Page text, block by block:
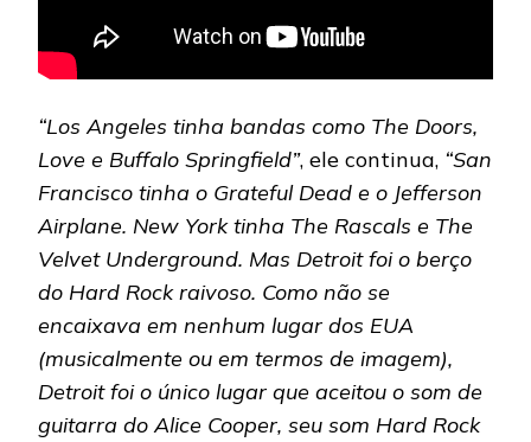
“Los Angeles tinha bandas como The Doors,
Love e Buffalo Springfield”, ele continua, “San
Francisco tinha o Grateful Dead e o Jefferson
Airplane. New York tinha The Rascals e The
Velvet Underground. Mas Detroit foi o berço
do Hard Rock raivoso. Como não se
encaixava em nenhum lugar dos EUA
(musicalmente ou em termos de imagem),
Detroit foi o único lugar que aceitou o som de
guitarra do Alice Cooper, seu som Hard Rock